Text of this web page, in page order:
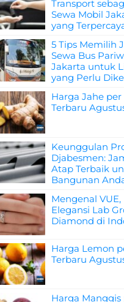
Transport
Sewa Mobil
yang
5 Tips Memilih
Sewa Bus
Jakarta untuk
yang Perlu
Harga Jahe per
Terbaru
Keunggulan
Djabesmen:
Atap Terbaik
Bangunan
Mengenal VUE,
Elegansi Lab
Diamond di
Harga Lemon
Terbaru
Harga Manggis